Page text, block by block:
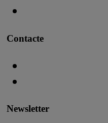
Contacte
Newsletter